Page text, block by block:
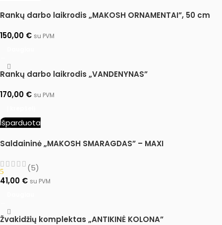
Rankų darbo laikrodis „MAKOSH ORNAMENTAI”, 50 cm
150,00 € su PVM
Rankų darbo laikrodis „VANDENYNAS”
170,00 € su PVM
Išparduota
Saldaininė „MAKOSH SMARAGDAS” – MAXI
5
(5)
41,00 € su PVM
Žvakidžių komplektas „ANTIKINĖ KOLONA”